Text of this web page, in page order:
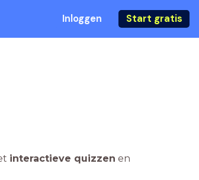
Inloggen Start gratis
interactieve quizzen en